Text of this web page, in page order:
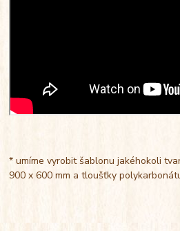
* umíme vyrobit šablonu jakéhokoli
900 x 600 mm a tloušťky